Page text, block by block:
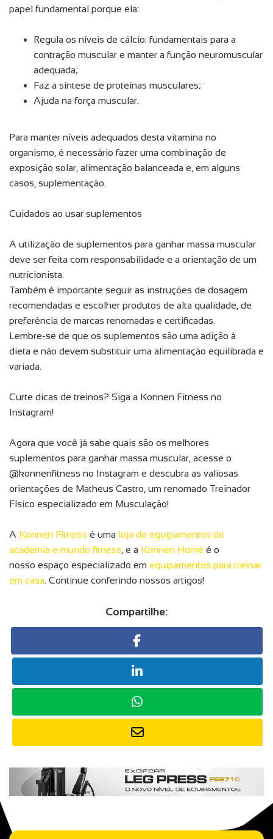
papel fundamental porque ela:
Regula os níveis de cálcio: fundamentais para a
contração muscular e manter a função neuromuscular
adequada;
Faz a síntese de proteínas musculares;
Ajuda na força muscular.
Para manter níveis adequados desta vitamina no
organismo, é necessário fazer uma combinação de
exposição solar, alimentação balanceada e, em alguns
casos, suplementação.
Cuidados ao usar suplementos
A utilização de suplementos para ganhar massa muscular
deve ser feita com responsabilidade e a orientação de um
nutricionista.
Também é importante seguir as instruções de dosagem
recomendadas e escolher produtos de alta qualidade, de
preferência de marcas renomadas e certificadas.
Lembre-se de que os suplementos são uma adição à
dieta e não devem substituir uma alimentação equilibrada e
variada.
Curte dicas de treinos? Siga a Konnen Fitness no
Instagram!
Agora que você já sabe quais são os melhores
suplementos para ganhar massa muscular, acesse o
@konnenfitness no Instagram e descubra as valiosas
orientações de Matheus Castro, um renomado Treinador
Físico especializado em Musculação!
A Konnen Fitness é uma loja de equipamentos de
academia e mundo fitness , e a Konnen Home é o
nosso espaço especializado em equipamentos para treinar
em casa. Continue conferindo nossos artigos!
Compartilhe: